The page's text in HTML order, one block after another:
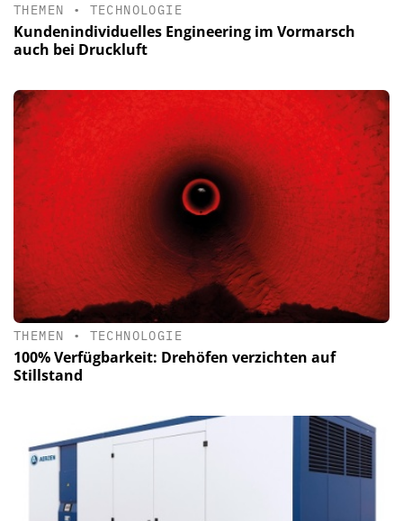
THEMEN • TECHNOLOGIE
Kundenindividuelles Engineering im Vormarsch
auch bei Druckluft
THEMEN • TECHNOLOGIE
100% Verfügbarkeit: Drehöfen verzichten auf
Stillstand